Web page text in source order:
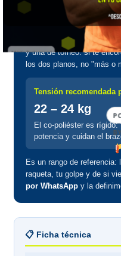
raqueta en un sistema
trabaja con tiro
Esa décima de kilo es la
y una de torneo: si te
los dos planos, no "más o
Tensión recomendada
22 – 24 kg
El co-poliéster es
potencia y cuidan el
Es un rango de
raqueta, tu golpe y de si
por WhatsApp y la
📋 Ficha técnica
BY